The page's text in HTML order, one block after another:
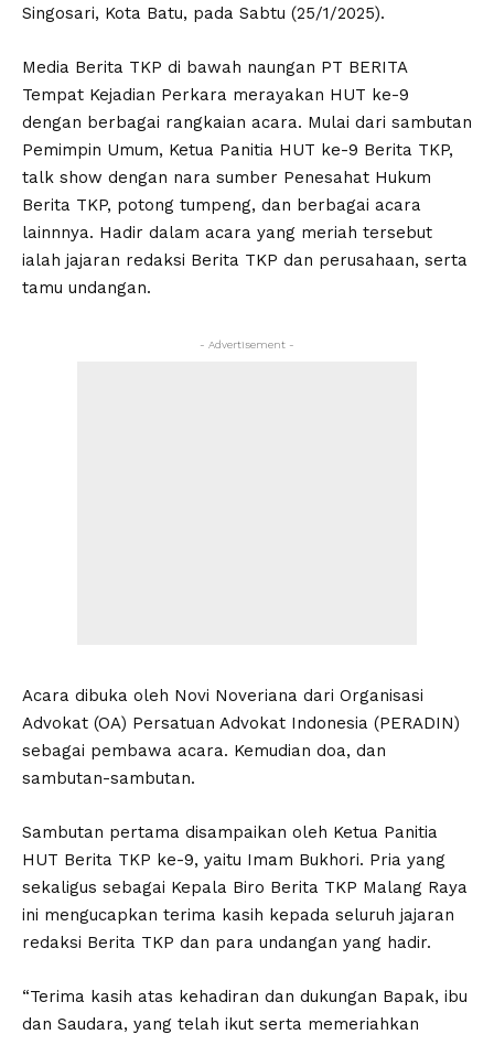
Singosari, Kota Batu, pada Sabtu (25/1/2025).
Media Berita TKP di bawah naungan PT BERITA
Tempat Kejadian Perkara merayakan HUT ke-9
dengan berbagai rangkaian acara. Mulai dari sambutan
Pemimpin Umum, Ketua Panitia HUT ke-9 Berita TKP,
talk show dengan nara sumber Penesahat Hukum
Berita TKP, potong tumpeng, dan berbagai acara
lainnnya. Hadir dalam acara yang meriah tersebut
ialah jajaran redaksi Berita TKP dan perusahaan, serta
tamu undangan.
- Advertisement -
Acara dibuka oleh Novi Noveriana dari Organisasi
Advokat (OA) Persatuan Advokat Indonesia (PERADIN)
sebagai pembawa acara. Kemudian doa, dan
sambutan-sambutan.
Sambutan pertama disampaikan oleh Ketua Panitia
HUT Berita TKP ke-9, yaitu Imam Bukhori. Pria yang
sekaligus sebagai Kepala Biro Berita TKP Malang Raya
ini mengucapkan terima kasih kepada seluruh jajaran
redaksi Berita TKP dan para undangan yang hadir.
“Terima kasih atas kehadiran dan dukungan Bapak, ibu
dan Saudara, yang telah ikut serta memeriahkan